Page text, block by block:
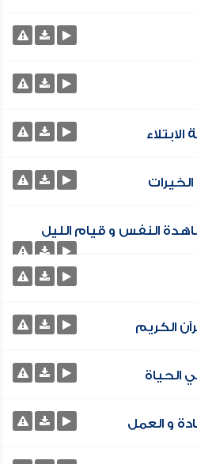
النفس و قيام الليل
الكريم
الحياة
و العمل